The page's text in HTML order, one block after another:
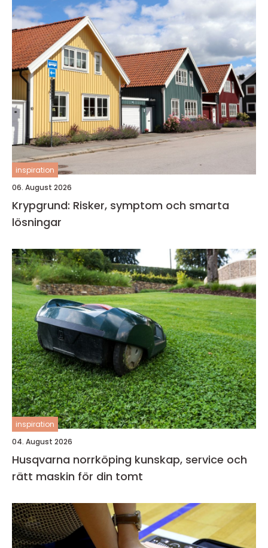
inspiration
06. August 2026
Krypgrund: Risker, symptom och smarta
lösningar
inspiration
04. August 2026
Husqvarna norrköping kunskap, service och
rätt maskin för din tomt